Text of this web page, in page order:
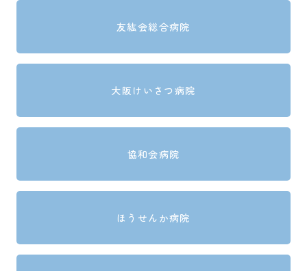
友紘会総合病院
大阪けいさつ病院
協和会病院
ほうせんか病院